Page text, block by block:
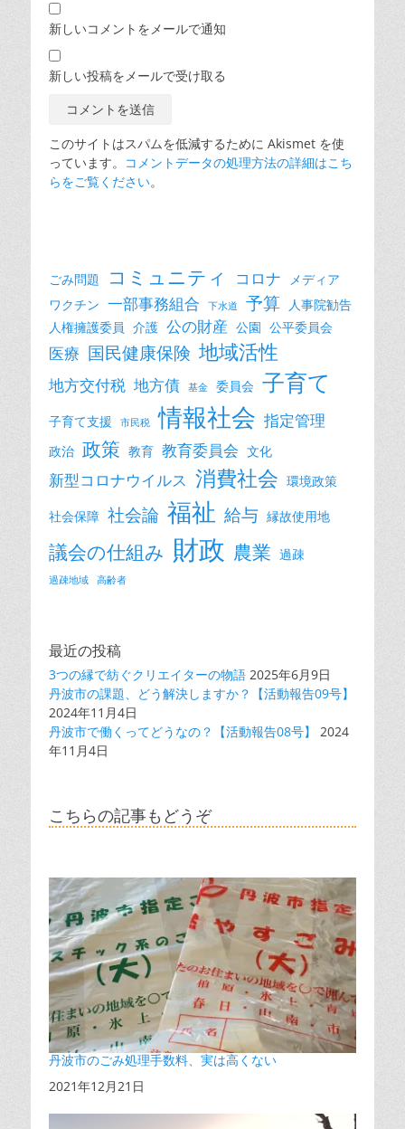
新しいコメントをメールで通知
新しい投稿をメールで受け取る
このサイトはスパムを低減するために Akismet を使
っています。 コメントデータの処理方法の詳細はこち
らをご覧ください。
ごみ問題 コミュニティ コロナ
メディア
ワクチン 一部事務組合 下水道 予算 人事院勧告
人権擁護委員 介護 公の財産 公園 公平委員会
医療 国民健康保険 地域活性
地方交付税 地方債 基金 委員会 子育て
子育て支援 市民税 情報社会 指定管理
政治 政策 教育 教育委員会 文化
新型コロナウイルス 消費社会 環境政策
社会保障 社会論 福祉 給与 縁故使用地
議会の仕組み 財政 農業 過疎
過疎地域 高齢者
最近の投稿
3つの縁で紡ぐクリエイターの物語 2025年6月9日
丹波市の課題、どう解決しますか？【活動報告09号】
2024年11月4日
丹波市で働くってどうなの？【活動報告08号】
2024
年11月4日
こちらの記事もどうぞ
丹波市のごみ処理手数料、実は高くない
日付
2021年12月21日